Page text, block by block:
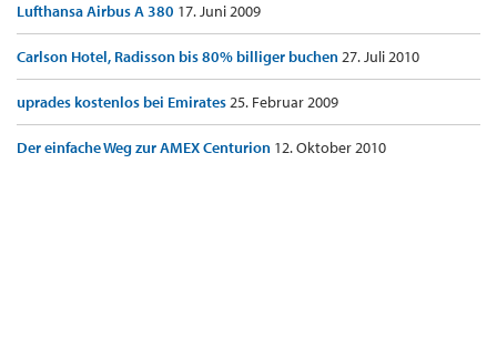
Lufthansa Airbus A 380 17. Juni 2009
Carlson Hotel, Radisson bis 80% billiger buchen27. Juli 2010
uprades kostenlos bei Emirates25. Februar 2009
Der einfache Weg zur AMEX Centurion 12. Oktober 2010